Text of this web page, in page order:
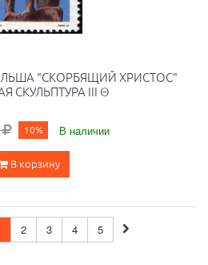
"СКОРБЯЩИЙ ХРИСТОС"
СКУЛЬПТУРА III Θ
10% В наличии
В корзину
2 3 4 5